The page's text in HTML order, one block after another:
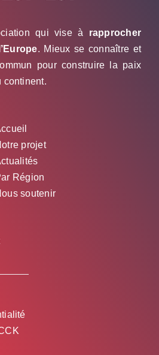
qui vise à rapprocher
. Mieux se connaître et
pour construire la paix
continent.
projet
Région
soutenir